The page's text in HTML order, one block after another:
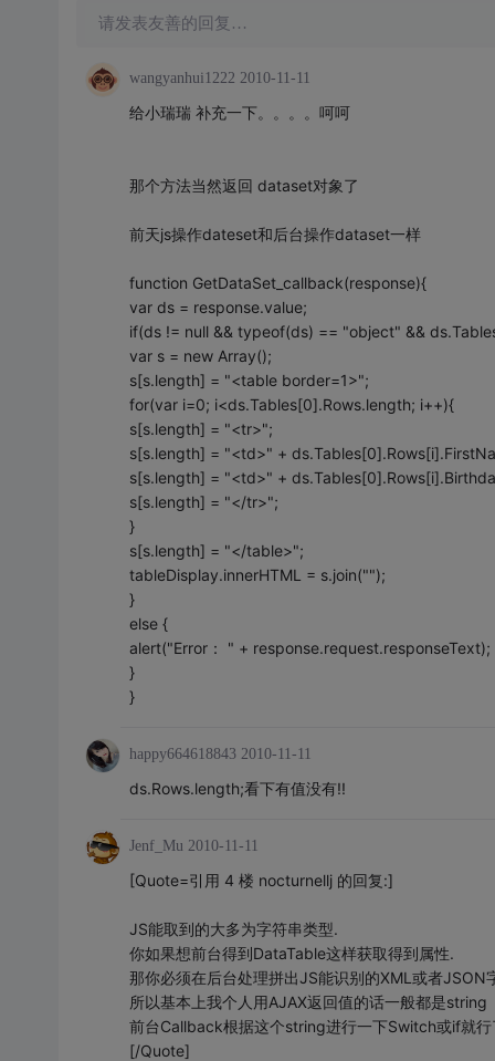
请发表友善的回复…
wangyanhui1222 2010-11-11
给小瑞瑞 补充一下。。。。呵呵
那个方法当然返回 dataset对象了
前天js操作dateset和后台操作dataset一样
function GetDataSet_callback(response){
var ds = response.value;
if(ds != null && typeof(ds) == "object" &&
var s = new Array();
s[s.length] = "<table border=1>";
for(var i=0; i<ds.Tables[0].Rows.length; i++){
s[s.length] = "<tr>";
s[s.length] = "<td>" +
s[s.length] = "<td>" +
s[s.length] = "</tr>";
}
s[s.length] = "</table>";
tableDisplay.innerHTML = s.join("");
}
else {
alert("Error： " + response.request.responseText);
}
}
happy664618843 2010-11-11
ds.Rows.length;看下有值没有!!
Jenf_Mu 2010-11-11
[Quote=引用 4 楼 nocturnellj 的回复:]
JS能取到的大多为字符串类型.
你如果想前台得到DataTable这样获取得到属性.
那你必须在后台处理拼出JS能识别的XML或者JSON
所以基本上我个人用AJAX返回值的话一般都是string
前台Callback根据这个string进行一下Switch或if就行
[/Quote]